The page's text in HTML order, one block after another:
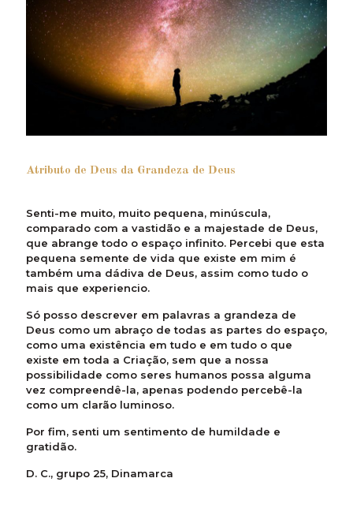
Atributo de Deus da Grandeza de Deus
Senti-me muito, muito pequena, minúscula,
comparado com a vastidão e a majestade de Deus,
que abrange todo o espaço infinito. Percebi que esta
pequena semente de vida que existe em mim é
também uma dádiva de Deus, assim como tudo o
mais que experiencio.
Só posso descrever em palavras a grandeza de
Deus como um abraço de todas as partes do espaço,
como uma existência em tudo e em tudo o que
existe em toda a Criação, sem que a nossa
possibilidade como seres humanos possa alguma
vez compreendê-la, apenas podendo percebê-la
como um clarão luminoso.
Por fim, senti um sentimento de humildade e
gratidão.
D. C., grupo 25, Dinamarca